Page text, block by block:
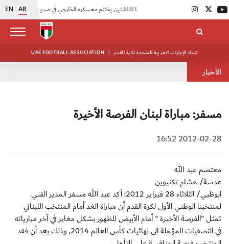
EN AR
UAE FOOTBALL ASSOCIATION | اتحاد الإمارات العربية المتحدة لكرة القدم
الأخبار
مسفر: مباراة لبنان الفرصة الأخيرة
2012-02-28 16:52
معتصم عبد الله
عدسة/ هشام تكنيوين
ابوظبي/ الثلاثاء 28 فبراير 2012: أكد عبد الله مسفر المدير الفني
لمنتخبنا الوطني الأول لكرة القدم أن مباراة الغد أمام المنتخب اللبناني
تمثل "الفرصة الأخيرة " أمام الأبيض للظهور بشكل مغاير في آخر مبارياته
في التصفيات المؤهلة الى نهائيات كأس العالم 2014, وذلك بعد أن فقد